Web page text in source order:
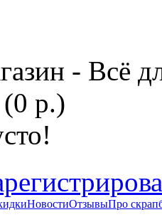
- Всё
р.)
НовостиОтзывыПро